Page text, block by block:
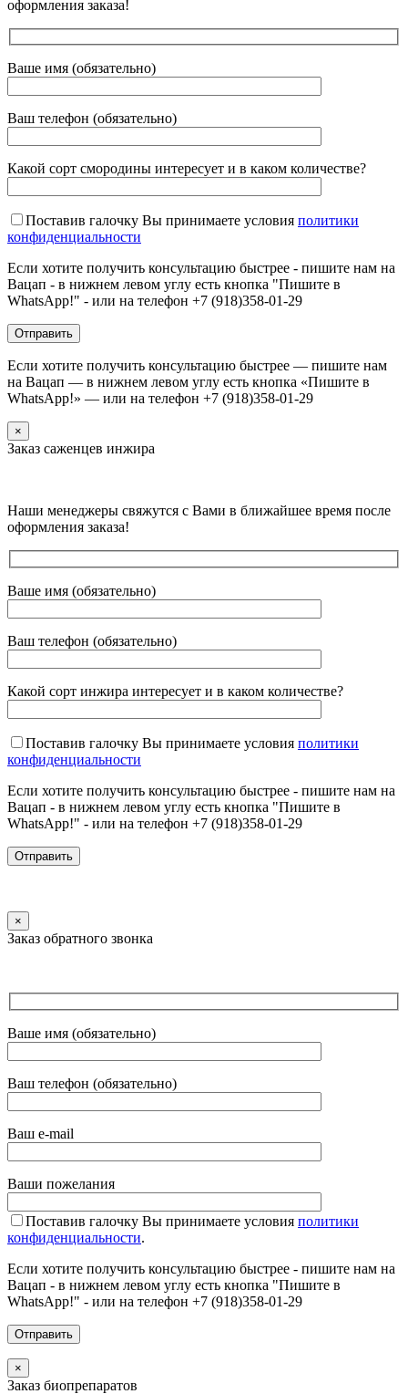
оформления заказа!
Ваше имя (обязательно)
Ваш телефон (обязательно)
Какой сорт смородины интересует и в каком количестве?
Поставив галочку Вы принимаете условия политики
конфиденциальности
Если хотите получить консультацию быстрее - пишите нам на
Вацап - в нижнем левом углу есть кнопка "Пишите в
WhatsApp!" - или на телефон +7 (918)358-01-29
Если хотите получить консультацию быстрее — пишите нам
на Вацап — в нижнем левом углу есть кнопка «Пишите в
WhatsApp!» — или на телефон +7 (918)358-01-29
×
Заказ саженцев инжира
Наши менеджеры свяжутся с Вами в ближайшее время после
оформления заказа!
Ваше имя (обязательно)
Ваш телефон (обязательно)
Какой сорт инжира интересует и в каком количестве?
Поставив галочку Вы принимаете условия политики
конфиденциальности
Если хотите получить консультацию быстрее - пишите нам на
Вацап - в нижнем левом углу есть кнопка "Пишите в
WhatsApp!" - или на телефон +7 (918)358-01-29
×
Заказ обратного звонка
Ваше имя (обязательно)
Ваш телефон (обязательно)
Ваш e-mail
Ваши пожелания
Поставив галочку Вы принимаете условия политики
конфиденциальности.
Если хотите получить консультацию быстрее - пишите нам на
Вацап - в нижнем левом углу есть кнопка "Пишите в
WhatsApp!" - или на телефон +7 (918)358-01-29
×
Заказ биопрепаратов